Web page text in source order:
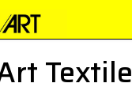
Textile